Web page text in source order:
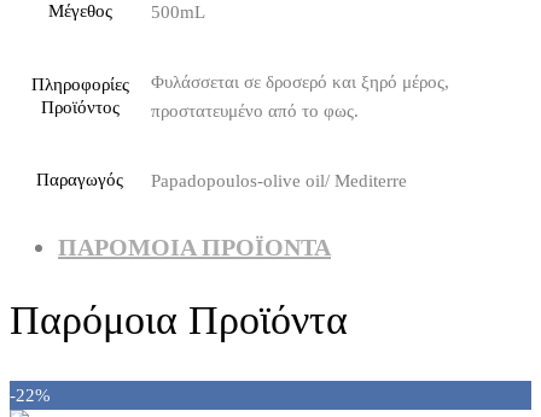
Μέγεθος 500mL
Πληροφορίες
Προϊόντος
Φυλάσσεται σε δροσερό και ξηρό μέρος,
προστατευμένο από το φως.
Παραγωγός Papadopoulos-olive oil/ Mediterre
ΠΑΡΌΜΟΙΑ ΠΡΟΪΌΝΤΑ
Παρόμοια Προϊόντα
-22%